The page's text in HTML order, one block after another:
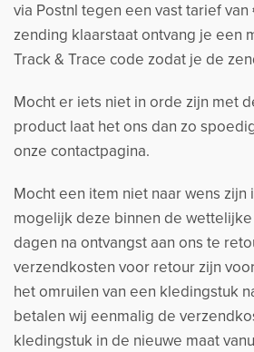
via Postnl tegen een vast tarief
zending klaarstaat ontvang je een
Track & Trace code zodat je de
Mocht er iets niet in orde zijn met
product laat het ons dan zo
onze contactpagina.
Mocht een item niet naar wens zijn
mogelijk deze binnen de
dagen na ontvangst aan ons te
verzendkosten voor retour zijn
het omruilen van een kledingstuk
betalen wij eenmalig de
kledingstuk in de nieuwe maat